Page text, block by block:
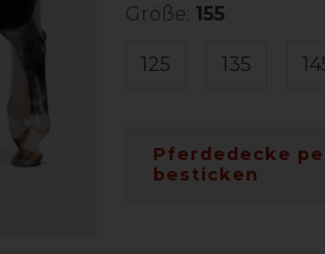
Größe: 155
125 135
Pferdedecke
besticken